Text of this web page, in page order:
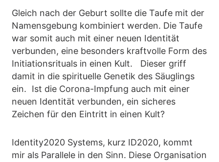
Gleich nach der Geburt sollte die Taufe mit der
Namensgebung kombiniert werden. Die Taufe
war somit auch mit einer neuen Identität
verbunden, eine besonders kraftvolle Form des
Initiationsrituals in einen Kult. Dieser griff
damit in die spirituelle Genetik des Säuglings
ein. Ist die Corona-Impfung auch mit einer
neuen Identität verbunden, ein sicheres
Zeichen für den Eintritt in einen Kult?
Identity2020 Systems, kurz ID2020, kommt
mir als Parallele in den Sinn. Diese Organisation